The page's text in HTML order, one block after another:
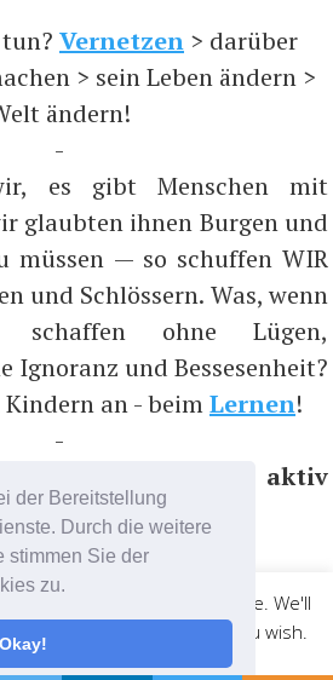
der Bereitstellung
Durch die weitere
stimmen Sie der
zu.
Okay!
Vernetzen > darüber
> sein Leben ändern >
ändern!
-
es gibt Menschen mit
glaubten ihnen Burgen und
müssen — so schuffen WIR
und Schlössern. Was, wenn
ohne Lügen,
Ignoranz und Bessesenheit?
an - beimLernen!
-
sondern aktiv
...
to improve your experience. We'll
this, but you can opt-out if you wish.
settings
ACCEPT